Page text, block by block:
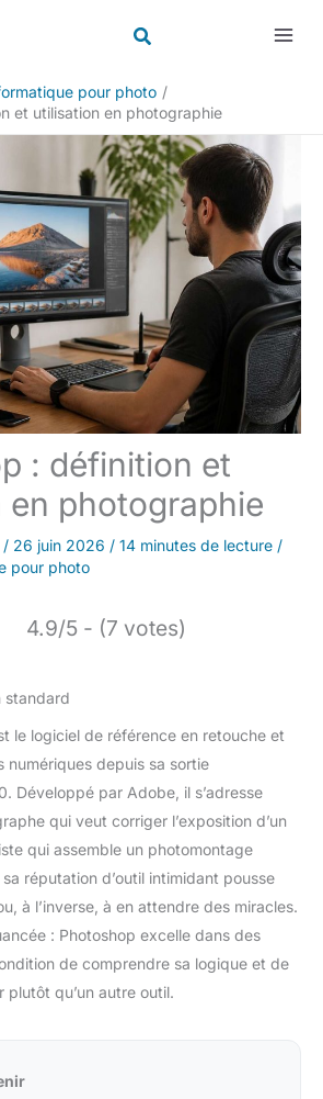
pour photo
et utilisation en photographie
: définition et
en photographie
/ 26 juin 2026 / 14 minutes de lecture /
pour photo
4.9/5 - (7 votes)
le logiciel de référence en retouche et
numériques depuis sa sortie
Développé par Adobe, il s’adresse
qui veut corriger l’exposition d’un
qui assemble un photomontage
réputation d’outil intimidant pousse
à l’inverse, à en attendre des miracles.
: Photoshop excelle dans des
de comprendre sa logique et de
plutôt qu’un autre outil.